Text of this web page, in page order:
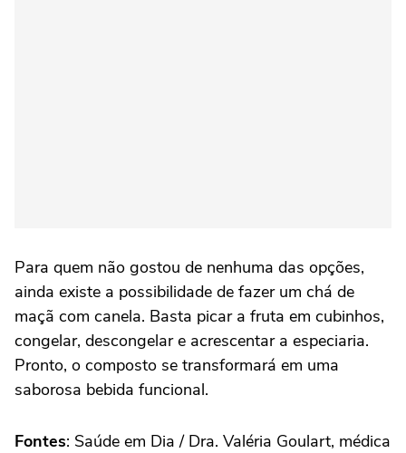
Para quem não gostou de nenhuma das opções,
ainda existe a possibilidade de fazer um chá de
maçã com canela. Basta picar a fruta em cubinhos,
congelar, descongelar e acrescentar a especiaria.
Pronto, o composto se transformará em uma
saborosa bebida funcional.
Fontes: Saúde em Dia / Dra. Valéria Goulart, médica